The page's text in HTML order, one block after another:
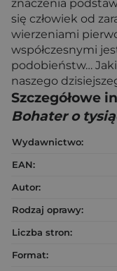
znaczenia
się człowiek od
wierzeniami
współczesnymi
podobieństw…
naszego
Szczegółowe
Bohater o
Wydawnictwo:
EAN:
Autor:
Rodzaj oprawy:
Liczba stron:
Format: